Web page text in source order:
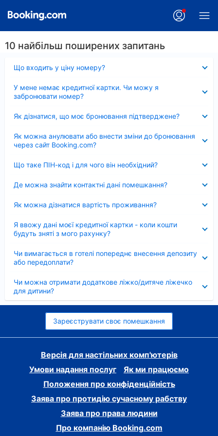
10 найбільш поширених запитань
Що входить у ціну номеру?
У мене немає кредитної картки. Чи можу я
забронювати номер?
Як дізнатися, що моє бронювання підтверджене?
Як можна анулювати або внести зміни до бронювання
через сайт Booking.com?
Що таке ПІН-код і для чого він необхідний?
Де можна знайти контактні дані помешкання?
Як можна дізнатися вартість проживання?
Я ввожу дані моєї кредитної картки - коли кошти
будуть зняті з мого рахунку?
Чи вимагається в готелі попереднє внесення депозиту
або передоплати?
Чи можна отримати додаткове ліжко/дитяче ліжечко
для дитини?
Зареєструвати своє помешкання
Версія для настільних комп'ютерів
Умови надання послуг
Як ми працюємо
Положення про конфіденційність
Заява про протидію сучасному рабству
Заява про права людини
Про компанію Booking.com